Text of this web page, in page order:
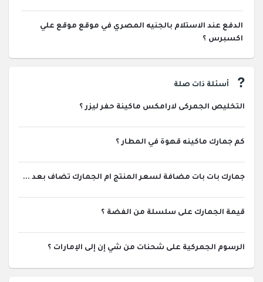
الدفع عند الاستلام بالجنيه المصري في موقع موقع علي
اكسبرس ؟
أسئلة ذات صلة
التخليص الجمركى لارامكس ماكينة حفر ليزر ؟
كم جمارك ماكينه قهوة في المطار ؟
جمارك بات بات مضافة لسعر المنتج ام الجمارك تضاف بعد ...
قيمة الجمارك على سلسلة من الفضة ؟
الرسوم الجمركية على شحنات من شي إن إلى الإمارات ؟